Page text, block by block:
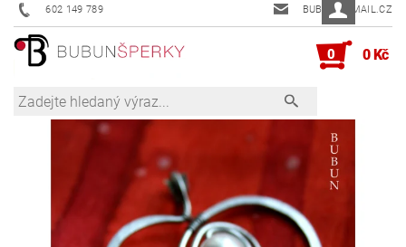
602 149 789 BUBUN@EMAIL.CZ
0 0 Kč